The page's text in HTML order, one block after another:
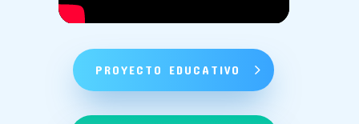
PROYECTO EDUCATIVO